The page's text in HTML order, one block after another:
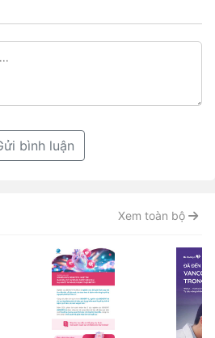
bình luận
Xem toàn bộ